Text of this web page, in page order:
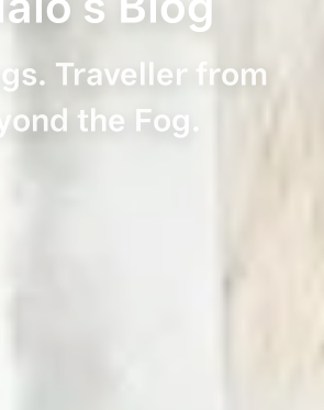
Traveller from
the Fog.